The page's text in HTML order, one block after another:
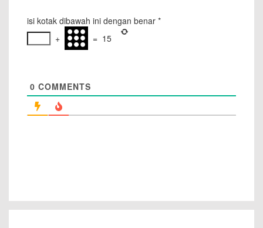
isi kotak dibawah ini dengan benar *
+
= 15
0 COMMENTS